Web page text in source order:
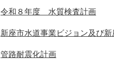
令和８年度 水質検査計画
新座市水道事業ビジョン及び
管路耐震化計画